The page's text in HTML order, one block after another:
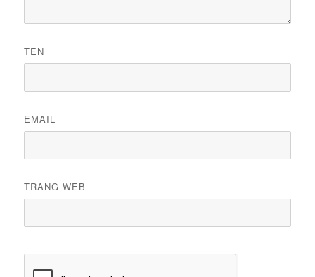
TÊN
EMAIL
TRANG WEB